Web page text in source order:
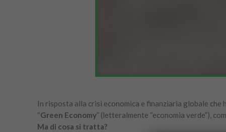
In risposta alla crisi economica e finanziaria globale
“Green Economy” (letteralmente “economia verde”),
Ma di cosa si tratta?